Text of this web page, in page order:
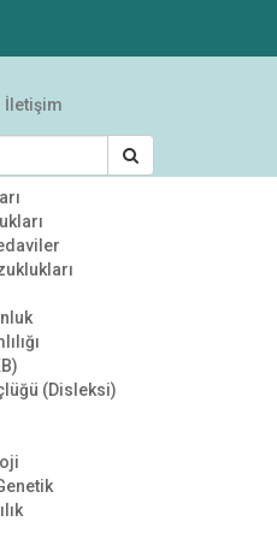
İletişim
Sonuçları Sonrası
Stratejileri | ÜLKE TV |
Psikolojik Danışman
Akoğlan
2026
(Disleksi)